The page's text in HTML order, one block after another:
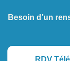
Besoin d’un
RDV